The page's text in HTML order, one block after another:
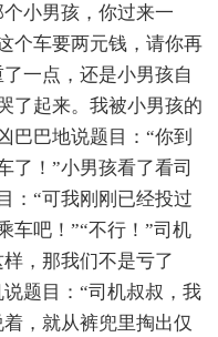
小男孩，你过来一
个车要两元钱，请你再
一点，还是小男孩自
了起来。我被小男孩的
巴巴地说题目：“你到
了！”小男孩看了看司
：“可我刚刚已经投过
车吧！”“不行！”司机
，那我们不是亏了
题目：“司机叔叔，我
，就从裤兜里掏出仅